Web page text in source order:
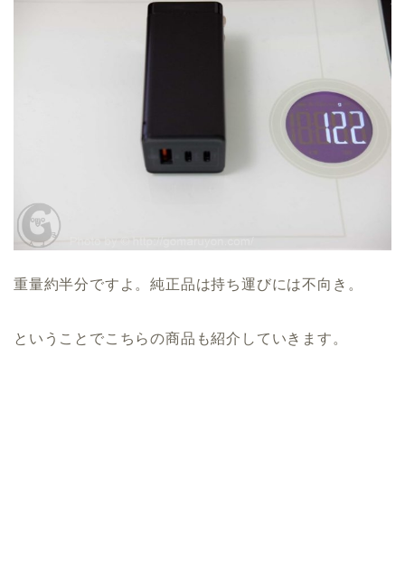
重量約半分ですよ。純正品は持ち運びには不向き。
ということでこちらの商品も紹介していきます。